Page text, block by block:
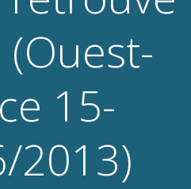
15-
2013)